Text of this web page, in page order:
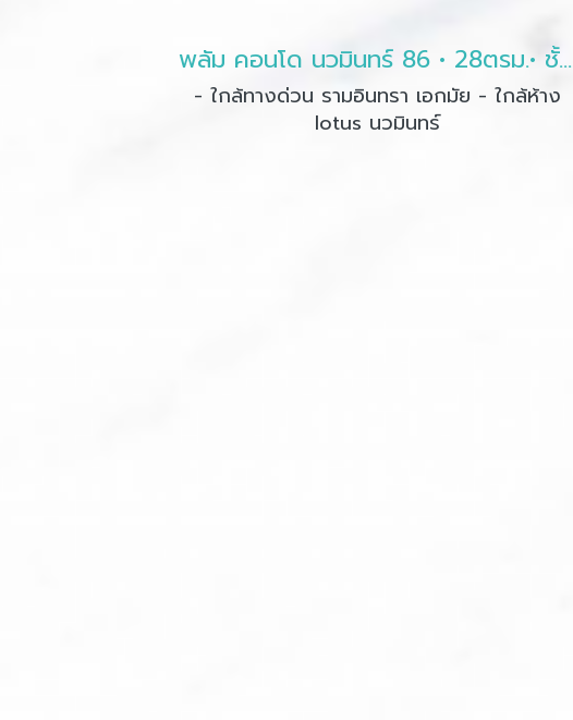
พลัม คอนโด นวมินทร์ 86 • 28ตรม.• ชั้น2
- ใกล้ทางด่วน รามอินทรา เอกมัย - ใกล้ห้าง
lotus นวมินทร์